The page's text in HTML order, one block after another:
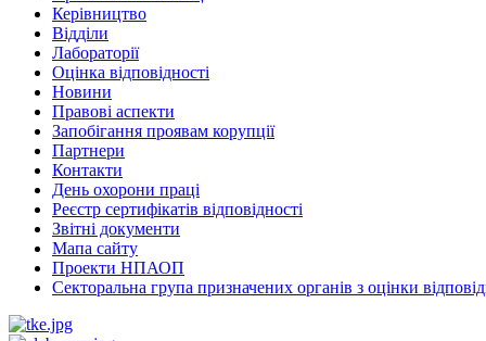
Керівництво
Відділи
Лабораторії
Оцінка відповідності
Новини
Правові аспекти
Запобігання проявам корупції
Партнери
Контакти
День охорони праці
Реєстр сертифікатів відповідності
Звітні документи
Мапа сайту
Проекти НПАОП
Секторальна група призначених органів з оцінки